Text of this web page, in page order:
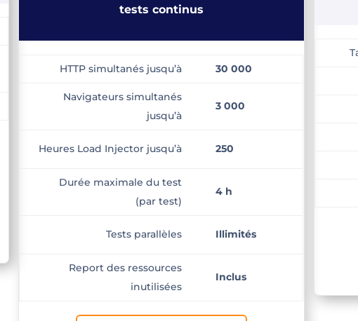
tests continus
HTTP simultanés jusqu’à 30 000
Navigateurs simultanés
jusqu’à
3 000
Heures Load Injector jusqu’à 250
Durée maximale du test
(par test)
4 h
Tests parallèles Illimités
Report des ressources
inutilisées
Inclus